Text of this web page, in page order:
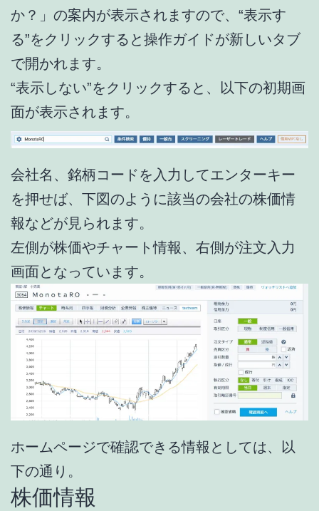
か？」の案内が表示されますので、“表示す
る”をクリックすると操作ガイドが新しいタブ
で開かれます。
“表示しない”をクリックすると、以下の初期画
面が表示されます。
会社名、銘柄コードを入力してエンターキー
を押せば、下図のように該当の会社の株価情
報などが見られます。
左側が株価やチャート情報、右側が注文入力
画面となっています。
ホームページで確認できる情報としては、以
下の通り。
株価情報